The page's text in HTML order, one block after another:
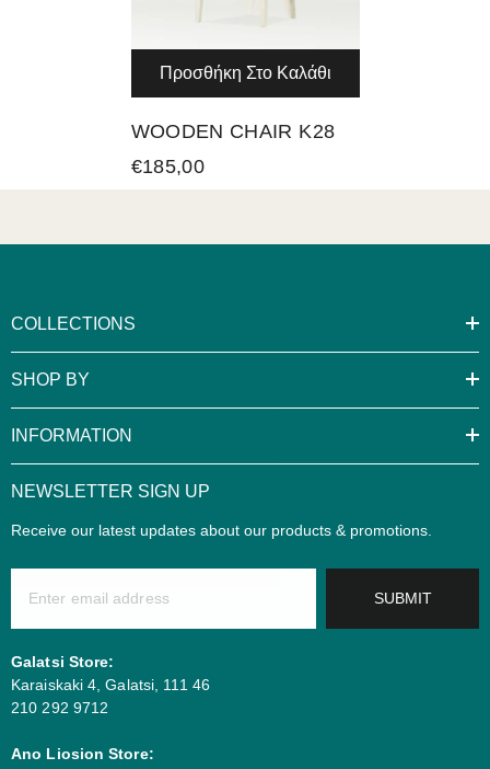
Προσθήκη Στο Καλάθι
WOODEN CHAIR K28
€185,00
COLLECTIONS
SHOP BY
INFORMATION
NEWSLETTER SIGN UP
Receive our latest updates about our products & promotions.
SUBMIT
Galatsi Store:
Karaiskaki 4, Galatsi, 111 46
210 292 9712
Ano Liosion Store: